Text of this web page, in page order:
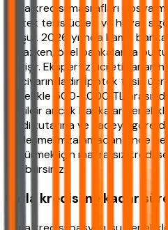
Tarla kredisi masrafları dosya
ipotek tesis ücreti ve hayat
oluşur. 2026 yılında kamu
almazken, özel bankalarda bu
değişir. Ekspertiz ücreti
TL civarındadır. İpotek tesis
genellikle 500-1.000 TL
değildir ancak bankalar
kredi tutarına ve vadeye göre
sözleşme imzalamadan önce
düşürmek için masrafsız kredi
edebilirsiniz.
Tarla kredisi ne kadar